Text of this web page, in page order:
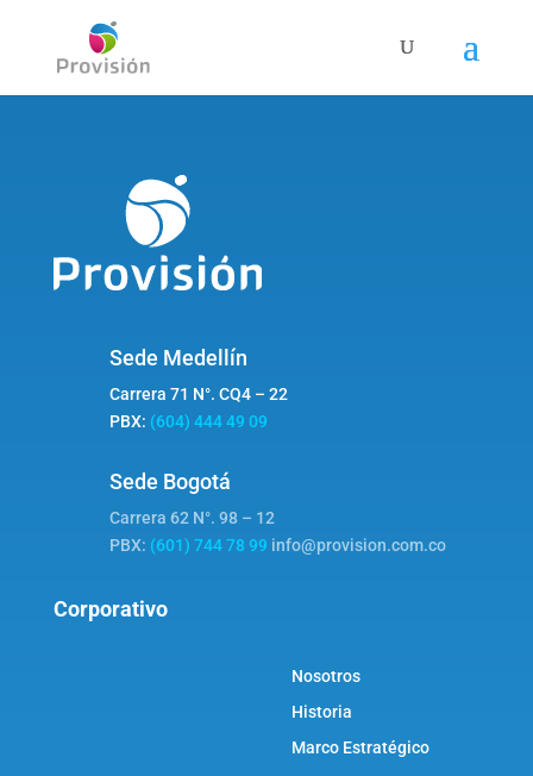
Sede Medellín
Carrera 71 N°. CQ4 – 22
PBX: (604) 444 49 09
Sede Bogotá
Carrera 62 N°. 98 – 12
PBX: (601) 744 78 99 info@provision.com.co
Corporativo
Nosotros
Historia
Marco Estratégico